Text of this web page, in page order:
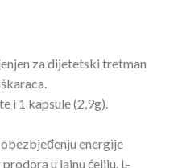
za dijetetski tretman
i 1 kapsule (2,9g).
energije
u jajnu ćeliju. L-